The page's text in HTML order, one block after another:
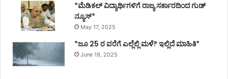
*ಮೆಡಿಕಲ್ ವಿದ್ಯಾರ್ಥಿಗಳಿಗೆ ರಾಜ್ಯ ಸರ್ಕಾರದಿಂದ ಗುಡ್
ನ್ಯೂಸ್*
May 17, 2025
*ಜೂ 25 ರ ವರೆಗೆ ಎಲ್ಲೆಲ್ಲಿ ಮಳೆ? ಇಲ್ಲಿದೆ ಮಾಹಿತಿ*
June 19, 2025